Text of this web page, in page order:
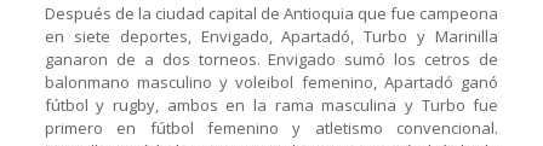
Después de la ciudad capital de Antioquia que fue campeona
en siete deportes, Envigado, Apartadó, Turbo y Marinilla
ganaron de a dos torneos. Envigado sumó los cetros de
balonmano masculino y voleibol femenino, Apartadó ganó
fútbol y rugby, ambos en la rama masculina y Turbo fue
primero en fútbol femenino y atletismo convencional.